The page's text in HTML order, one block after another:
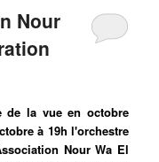
Nour
de la vue en octobre
à 19h l'orchestre
Nour Wa El